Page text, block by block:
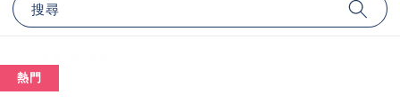
搜尋
熱門